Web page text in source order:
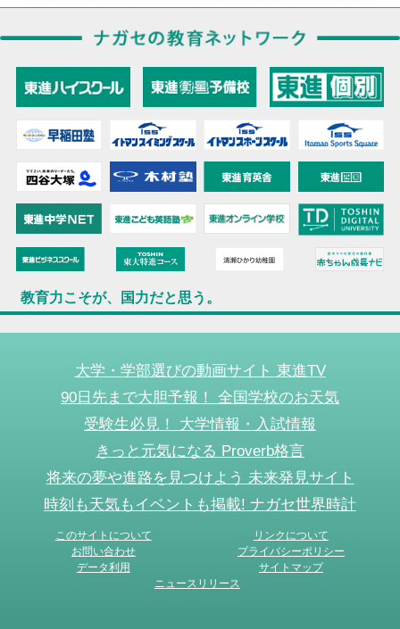
教育力こそが、国力だと思う。
大学・学部選びの動画サイト 東進TV
90日先まで大胆予報！ 全国学校のお天気
受験生必見！ 大学情報・入試情報
きっと元気になる Proverb格言
将来の夢や進路を見つけよう 未来発見サイト
時刻も天気もイベントも掲載! ナガセ世界時計
このサイトについて
リンクについて
お問い合わせ
プライバシーポリシー
データ利用
サイトマップ
ニュースリリース